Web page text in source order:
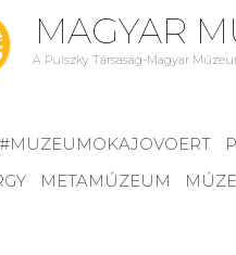
MAGYAR
A Pulszky Társaság-Magyar
#MUZEUMOKAJOVOERT
METAMÚZEUM